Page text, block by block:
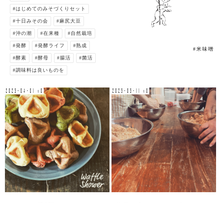
#はじめてのみそづくりセット
#十日みその会 #麻尻大豆
#沖の潮 #在来種 #自然栽培
#発酵 #発酵ライフ #熟成
#酵素 #酵母 #腸活 #菌活
#調味料は良いものを
#米味噌
2023-04-01 v0 2023-03-11 v0